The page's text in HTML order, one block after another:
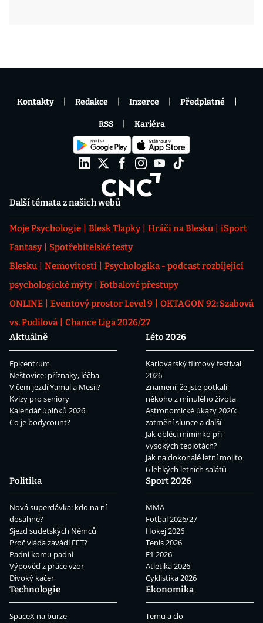
Další témata z našich webů
Moje Psychologie Blesk Tlapky Hráči na Blesku
iSport
Fantasy
Spotřebitelské testy
Blesku
Nemovitosti
Psychologika - podcast rozbíjející
psychologické mýty
Fotbalové přestupy
ONLINE
Eventový prostor Level 9
OKTAGON 92: Szabová
vs. Pudilová
Chance Liga 2026/27
Aktuálně
Epicentrum
Neštovice: příznaky, léčba
V čem jezdí Yamal a Mesii?
Kvízy pro seniory
Kalendář úplňků 2026
Co je bodycount?
Léto 2026
Karlovarský filmový festival
2026
Znamení, že jste potkali
někoho z minulého života
Astronomické úkazy 2026:
zatmění slunce a další
Jak obléci miminko při
vysokých teplotách?
Jak na dokonalé letní mojito
6 lehkých letních salátů
Politika
Nová superdávka: kdo na ní
dosáhne?
Sjezd sudetských Němců
Proč vláda zavádí EET?
Padni komu padni
Výpověď z práce vzor
Divoký kačer
Sport 2026
MMA
Fotbal 2026/27
Hokej 2026
Tenis 2026
F1 2026
Atletika 2026
Cyklistika 2026
Technologie
SpaceX na burze
Ekonomika
Temu a clo
Kontakty Redakce Inzerce Předplatné
RSS Kariéra